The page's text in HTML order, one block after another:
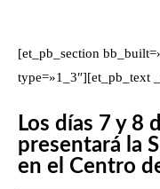
[et_pb_section
type=»1_3″][et_pb_text
Los días 7 y 8
presentará la
en el Centro